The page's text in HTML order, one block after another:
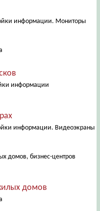
информации. Мониторы
информации
информации. Видеоэкраны
домов, бизнес-центров
домов